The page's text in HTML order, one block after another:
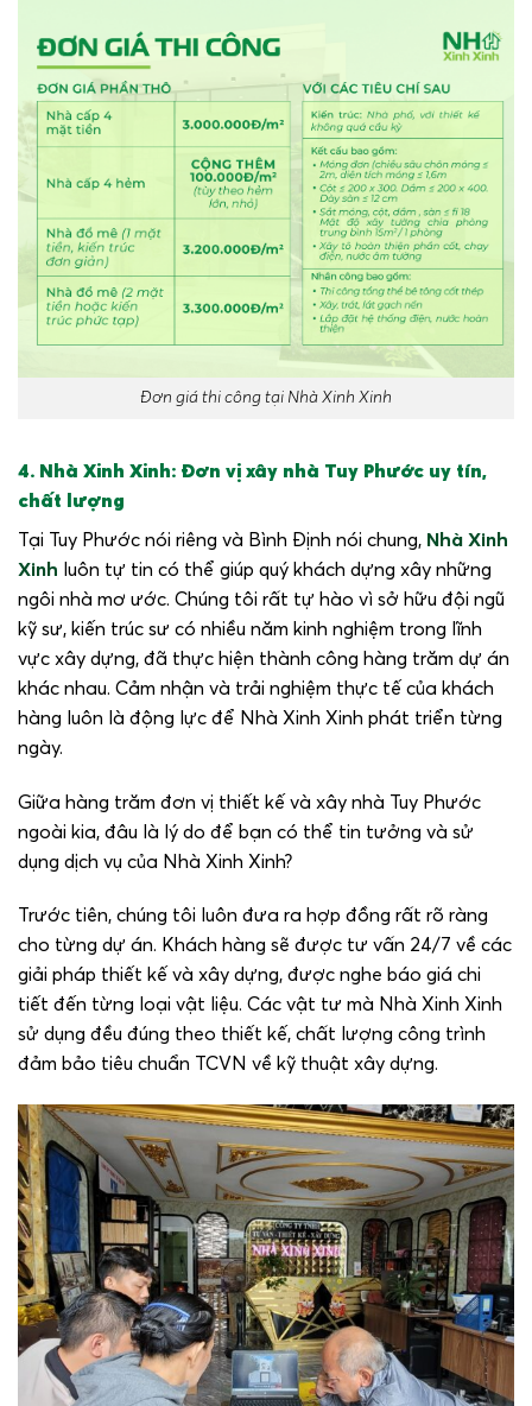
Đơn giá thi công tại Nhà Xinh Xinh
4. Nhà Xinh Xinh: Đơn vị xây nhà Tuy Phước uy tín,
chất lượng
Tại Tuy Phước nói riêng và Bình Định nói chung, Nhà Xinh
Xinh luôn tự tin có thể giúp quý khách dựng xây những
ngôi nhà mơ ước. Chúng tôi rất tự hào vì sở hữu đội ngũ
kỹ sư, kiến trúc sư có nhiều năm kinh nghiệm trong lĩnh
vực xây dựng, đã thực hiện thành công hàng trăm dự án
khác nhau. Cảm nhận và trải nghiệm thực tế của khách
hàng luôn là động lực để Nhà Xinh Xinh phát triển từng
ngày.
Giữa hàng trăm đơn vị thiết kế và xây nhà Tuy Phước
ngoài kia, đâu là lý do để bạn có thể tin tưởng và sử
dụng dịch vụ của Nhà Xinh Xinh?
Trước tiên, chúng tôi luôn đưa ra hợp đồng rất rõ ràng
cho từng dự án. Khách hàng sẽ được tư vấn 24/7 về các
giải pháp thiết kế và xây dựng, được nghe báo giá chi
tiết đến từng loại vật liệu. Các vật tư mà Nhà Xinh Xinh
sử dụng đều đúng theo thiết kế, chất lượng công trình
đảm bảo tiêu chuẩn TCVN về kỹ thuật xây dựng.